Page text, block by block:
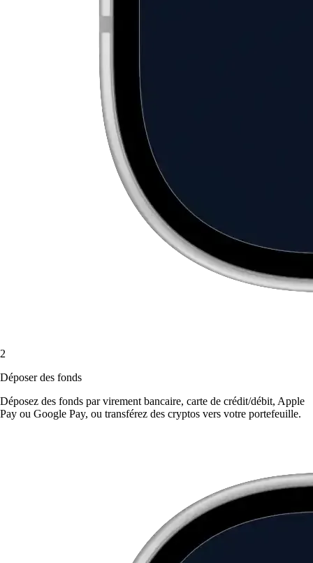
2
Déposer des fonds
Déposez des fonds par virement bancaire, carte de crédit/débit, Apple
Pay ou Google Pay, ou transférez des cryptos vers votre portefeuille.